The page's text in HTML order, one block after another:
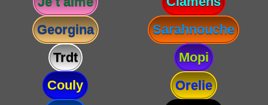
Georgina
Sarahnouche
Trdt
Mopi
Couly
Orelie